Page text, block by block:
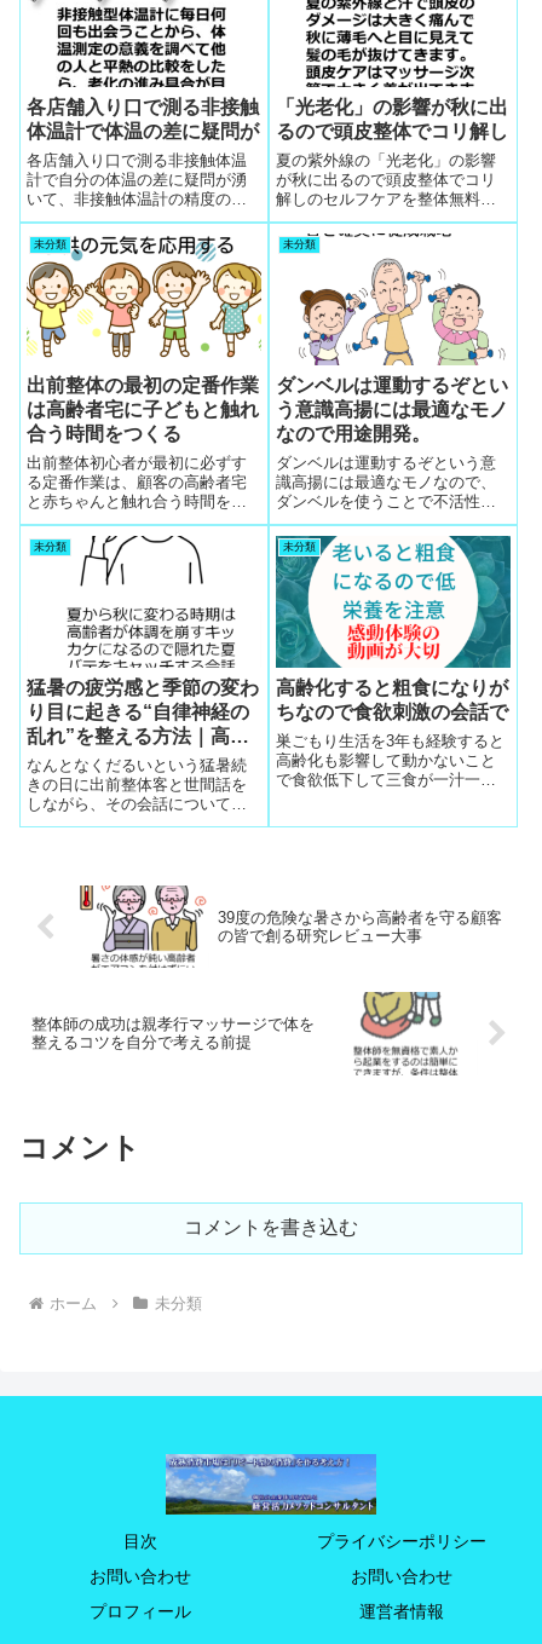
各店舗入り口で測る非接触
体温計で体温の差に疑問が
各店舗入り口で測る非接触体温
計で自分の体温の差に疑問が湧
いて、非接触体温計の精度の差
と自分で正確に脇の下で体温測
定する習慣から健康管理の簡単
なチェック法に気づく
「光老化」の影響が秋に出
るので頭皮整体でコリ解し
夏の紫外線の「光老化」の影響
が秋に出るので頭皮整体でコリ
解しのセルフケアを整体無料体
験会で秋の目玉にします。ウト
ウトして頭がスッキリするので
頭皮ケア整体で常連に
未分類
出前整体の最初の定番作業
は高齢者宅に子どもと触れ
合う時間をつくる
出前整体初心者が最初に必ずす
る定番作業は、顧客の高齢者宅
と赤ちゃんと触れ合う時間をつ
くる折り合い設計の工夫の挑戦
です。赤ちゃんの居る若いママ
さんが買い物に行く時間を整体
の訪問時間と調整することで、
がみるみる元気に
未分類
ダンベルは運動するぞとい
う意識高揚には最適なモノ
なので用途開発。
ダンベルは運動するぞという意
識高揚には最適なモノなので、
ダンベルを使うことで不活性老
人の顧客を意識から変革できる
手軽で最適ツールです。軽い重
さの適度な負荷をかけるダンベ
ル体操の方法をご家族と共同で
開発を面白がってできます。適
度な負荷を選らべる重さのチェ
ンジで負荷が適切にかかり筋肉
の発達を用途開発できて整体ハ
ウツー強化。
未分類
猛暑の疲労感と季節の変わ
り目に起きる“自律神経の
乱れ”を整える方法｜高齢
者の体調不良を早期に見つ
けるコツ
なんとなくだるいという猛暑続
きの日に出前整体客と世間話を
しながら、その会話についてく
る応答力の差や目のけだるさを
未分類
高齢化すると粗食になりが
ちなので食欲刺激の会話で
巣ごもり生活を3年も経験すると
高齢化も影響して動かないこと
で食欲低下して三食が一汁一菜
39度の危険な暑さから高齢者を守る顧客
の皆で創る研究レビュー大事
整体師の成功は親孝行マッサージで体を
整えるコツを自分で考える前提
コメント
コメントを書き込む
ホーム 未分類
目次
プライバシーポリシー
お問い合わせ
お問い合わせ
プロフィール
運営者情報